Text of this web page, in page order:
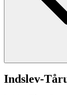
Indslev-